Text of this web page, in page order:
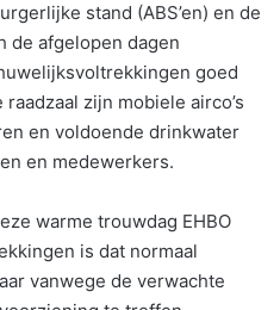
stand (ABS’en) en de
de afgelopen dagen
goed
zijn mobiele airco’s
en voldoende drinkwater
en medewerkers.
warme trouwdag EHBO
is dat normaal
vanwege de verwachte